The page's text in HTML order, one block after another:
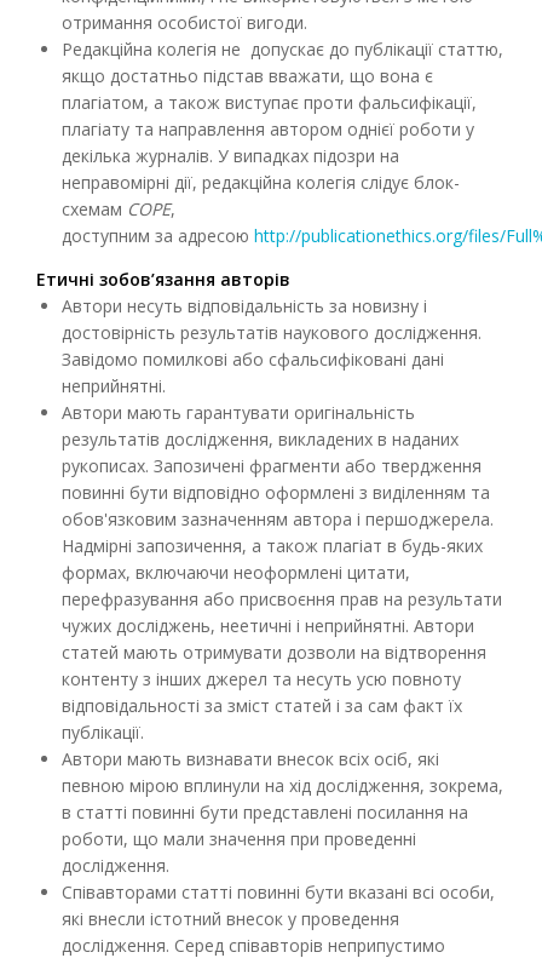
отримання особистої вигоди.
Редакційна колегія не допускає до публікації статтю,
якщо достатньо підстав вважати, що вона є
плагіатом, а також виступає проти фальсифікації,
плагіату та направлення автором однієї роботи у
декілька журналів. У випадках підозри на
неправомірні дії, редакційна колегія слідує блок-
схемам COPE,
доступним за адресою http://publicationethics.org/files/
Етичні зобов’язання авторів
Автори несуть відповідальність за новизну і
достовірність результатів наукового дослідження.
Завідомо помилкові або сфальсифіковані дані
неприйнятні.
Автори мають гарантувати оригінальність
результатів дослідження, викладених в наданих
рукописах. Запозичені фрагменти або твердження
повинні бути відповідно оформлені з виділенням та
обов'язковим зазначенням автора і першоджерела.
Надмірні запозичення, а також плагіат в будь-яких
формах, включаючи неоформлені цитати,
перефразування або присвоєння прав на результати
чужих досліджень, неетичні і неприйнятні. Автори
статей мають отримувати дозволи на відтворення
контенту з інших джерел та несуть усю повноту
відповідальності за зміст статей і за сам факт їх
публікації.
Автори мають визнавати внесок всіх осіб, які
певною мірою вплинули на хід дослідження, зокрема,
в статті повинні бути представлені посилання на
роботи, що мали значення при проведенні
дослідження.
Співавторами статті повинні бути вказані всі особи,
які внесли істотний внесок у проведення
дослідження. Серед співавторів неприпустимо